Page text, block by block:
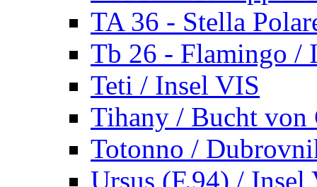
TA 36 - Stella
Tb 26 - Flamingo /
Teti / Insel VIS
Tihany / Bucht von
Totonno /
Ursus (F.94) / Insel